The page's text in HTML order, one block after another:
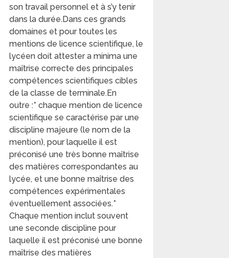
son travail personnel et à s’y tenir
dans la durée.Dans ces grands
domaines et pour toutes les
mentions de licence scientifique, le
lycéen doit attester a minima une
maîtrise correcte des principales
compétences scientifiques cibles
de la classe de terminale.En
outre :* chaque mention de licence
scientifique se caractérise par une
discipline majeure (le nom de la
mention), pour laquelle il est
préconisé une très bonne maîtrise
des matières correspondantes au
lycée, et une bonne maîtrise des
compétences expérimentales
éventuellement associées.*
Chaque mention inclut souvent
une seconde discipline pour
laquelle il est préconisé une bonne
maîtrise des matières